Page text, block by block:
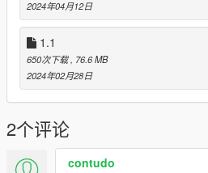
-Wide body
-Functioning rear seats
-LED head and tail lights
-Custom mod parts
-Better handling
-Better engine sound from the sultan
Bugs:
-Clipping from the wide body
2024年04月12日
1.1
650次下载 , 76.6 MB
2024年02月28日
2个评论
contudo